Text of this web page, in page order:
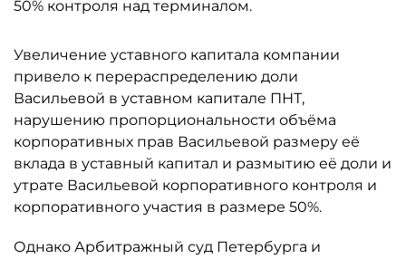
50% контроля над терминалом.
Увеличение уставного капитала компании
привело к перераспределению доли
Васильевой в уставном капитале ПНТ,
нарушению пропорциональности объёма
корпоративных прав Васильевой размеру её
вклада в уставный капитал и размытию её доли и
утрате Васильевой корпоративного контроля и
корпоративного участия в размере 50%.
Однако Арбитражный суд Петербурга и